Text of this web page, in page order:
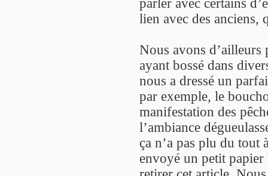
lien avec des anciens,
Nous avons d’ailleurs
ayant bossé dans
nous a dressé un
par exemple, le
manifestation des
l’ambiance
ça n’a pas plu du tout
envoyé un petit papier